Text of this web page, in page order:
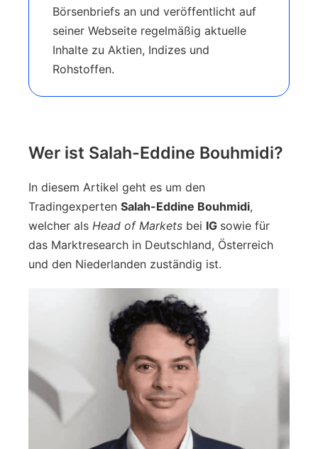
Börsenbriefs an und veröffentlicht auf
seiner Webseite regelmäßig aktuelle
Inhalte zu Aktien, Indizes und
Rohstoffen.
Wer ist Salah-Eddine Bouhmidi?
In diesem Artikel geht es um den
Tradingexperten Salah-Eddine Bouhmidi,
welcher als Head of Markets bei IG sowie für
das Marktresearch in Deutschland, Österreich
und den Niederlanden zuständig ist.